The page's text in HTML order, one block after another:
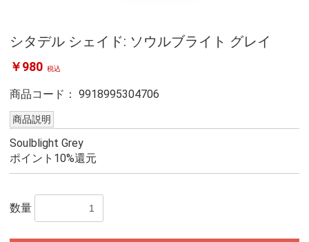
シタデル シェイド: ソウルブライト グレイ
￥980 税込
商品コード： 9918995304706
商品説明
Soulblight Grey
ポイント10%還元
数量